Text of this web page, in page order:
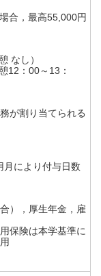
合，最高55,000円
なし）
：00～13：
が割り当てられる
により付与日数
），厚生年金，雇
保険は本学基準に